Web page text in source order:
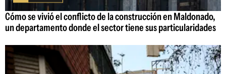
Cómo se vivió el conflicto de la construcción en Maldonado,
un departamento donde el sector tiene sus particularidades